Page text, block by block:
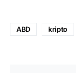
ABD kripto